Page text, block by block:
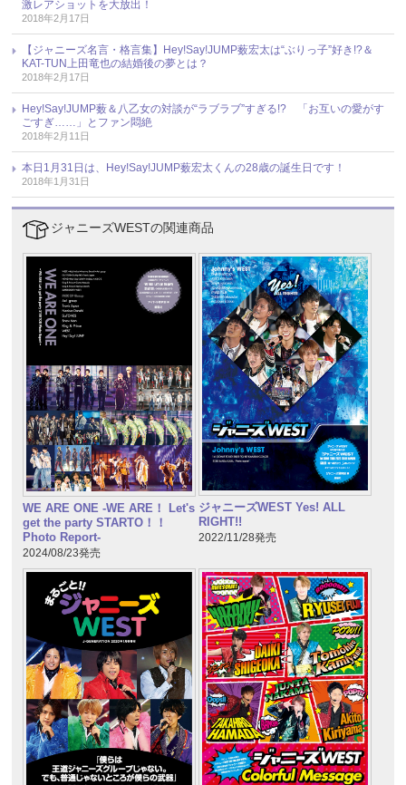
激レアショットを大放出！
2018年2月17日
【ジャニーズ名言・格言集】Hey!Say!JUMP薮宏太は“ぶりっ子”好き!?＆
KAT-TUN上田竜也の結婚後の夢とは？
2018年2月17日
Hey!Say!JUMP薮＆八乙女の対談が“ラブラブ”すぎる!? 「お互いの愛がす
ごすぎ……」とファン悶絶
2018年2月11日
本日1月31日は、Hey!Say!JUMP薮宏太くんの28歳の誕生日です！
2018年1月31日
ジャニーズWESTの関連商品
WE ARE ONE -WE ARE！ Let's
get the party STARTO！！
Photo Report-
2024/08/23発売
ジャニーズWEST Yes! ALL
RIGHT!!
2022/11/28発売